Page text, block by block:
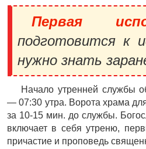
Первая
подготовится к
нужно знать
Начало утренней службы
— 07:30 утра. Ворота храма
за 10-15 мин. до службы.
включает в себя утреню,
причастие и проповедь